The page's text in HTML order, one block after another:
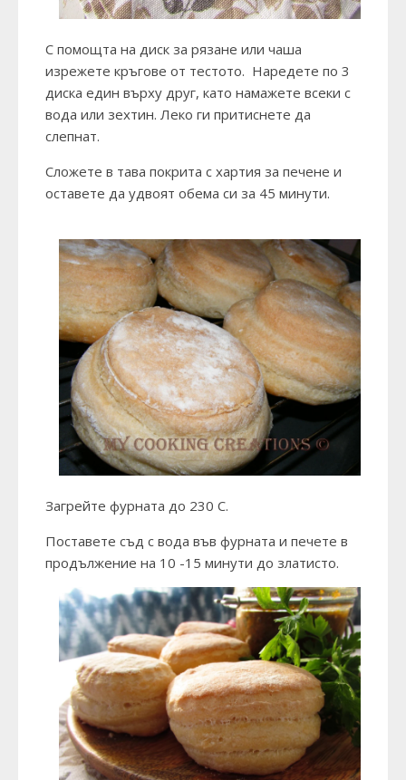
С помощта на диск за рязане или чаша
изрежете кръгове от тестото. Наредете по 3
диска един върху друг, като намажете всеки с
вода или зехтин. Леко ги притиснете да
слепнат.
Сложете в тава покрита с хартия за печене и
оставете да удвоят обема си за 45 минути.
Загрейте фурната до 230 С.
Поставете съд с вода във фурната и печете в
продължение на 10 -15 минути до златисто.